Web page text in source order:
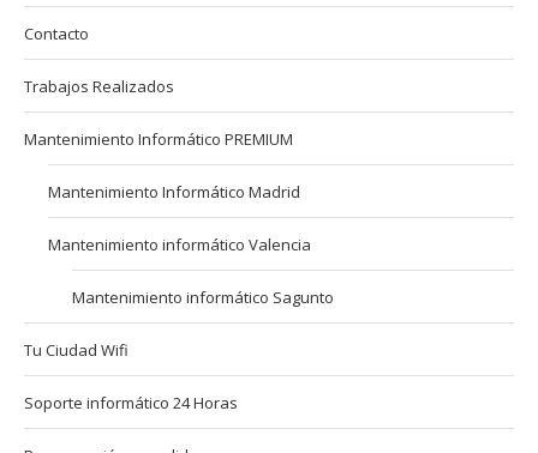
Contacto
Trabajos Realizados
Mantenimiento Informático PREMIUM
Mantenimiento Informático Madrid
Mantenimiento informático Valencia
Mantenimiento informático Sagunto
Tu Ciudad Wifi
Soporte informático 24 Horas